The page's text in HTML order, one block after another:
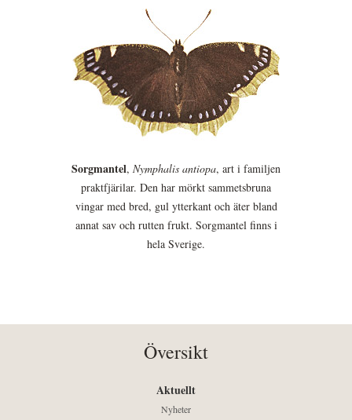
Sorgmantel, Nymphalis antiopa, art i familjen
praktfjärilar. Den har mörkt sammetsbruna
vingar med bred, gul ytterkant och äter bland
annat sav och rutten frukt. Sorgmantel finns i
hela Sverige.
Översikt
Aktuellt
Nyheter